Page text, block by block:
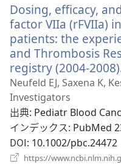
Dosing, efficacy,
factor VIIa (rFVIIa)
patients: the
and Thrombosis
registry (2004-
Neufeld EJ, Saxena K,
Investigators
出典‎: Pediatr Blood
インデックス‎: PubMed
DOI‎: 10.1002/pbc.24472
https://